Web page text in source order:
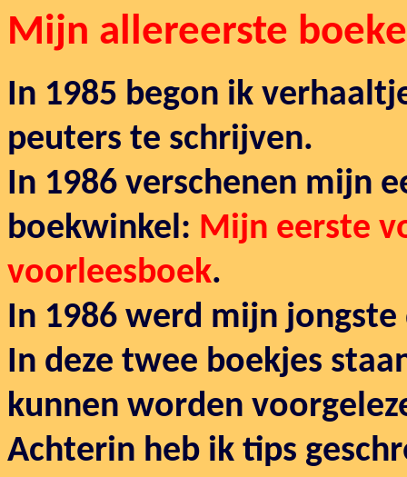
Mijn allereerste
In 1985 begon ik
peuters te schrijven.
In 1986 verschenen mijn
boekwinkel: Mijn eerste
voorleesboek.
In 1986 werd mijn
In deze twee boekjes
kunnen worden
Achterin heb ik tips